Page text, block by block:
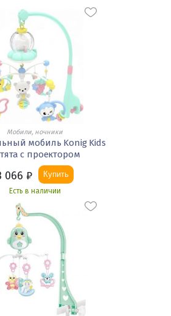
Мобили, ночники
мобиль Konig Kids
с проектором
066 ₽ Купить
Есть в наличии